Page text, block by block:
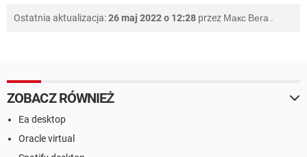
Ostatnia aktualizacja:26 maj 2022 o 12:28 przez Макс Вега .
ZOBACZ RÓWNIEŻ
Ea desktop
Oracle virtual